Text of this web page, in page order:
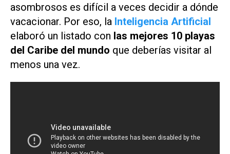
asombrosos es difícil a veces decidir a dónde
vacacionar. Por eso, la Inteligencia Artificial
elaboró un listado con las mejores 10 playas
del Caribe del mundo que deberías visitar al
menos una vez.